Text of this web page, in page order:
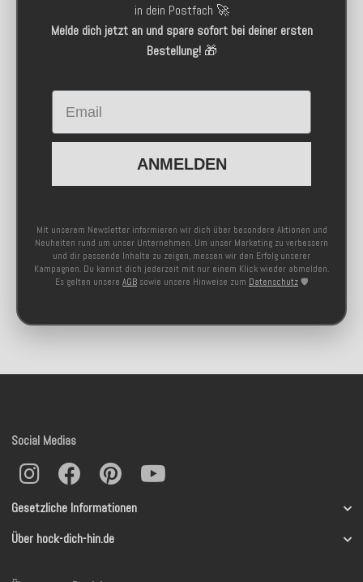
in dein Postfach 🚀
Melde dich jetzt an und spare sofort bei deiner ersten
Bestellung!🎁
Email
ANMELDEN
Mit unserem Newsletter informieren wir dich über besondere Aktionen und
Neuheiten rund um unser Unternehmen. Um unser Marketing zu verbessern
und dir passende Inhalte zu zeigen, messen wir den Erfolg unserer
Kampagnen. Du kannst dich jederzeit mit nur einem Klick wieder abmelden.
Es gelten unsere AGB sowie unsere Hinweise zum Datenschutz 🛡️
Gesetzliche Informationen
Über hock-dich-hin.de
Social Medias